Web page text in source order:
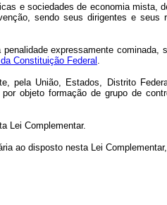
e sociedades de economia mista,
sendo seus dirigentes e seus
expressamente
Constituição Federal
pela União, Estados, Distrito
objeto formação de grupo de
Lei Complementar.
ao disposto nesta Lei